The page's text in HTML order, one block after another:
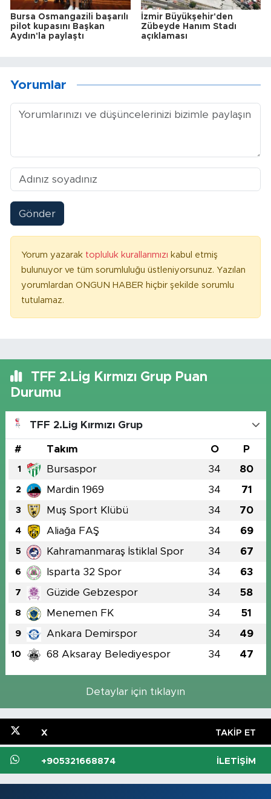
Bursa Osmangazili başarılı
pilot kupasını Başkan
Aydın'la paylaştı
İzmir Büyükşehir'den
Zübeyde Hanım Stadı
açıklaması
Yorumlar
Gönder
Yorum yazarak topluluk kurallarımızı kabul etmiş
bulunuyor ve tüm sorumluluğu üstleniyorsunuz. Yazılan
yorumlardan ONGUN HABER hiçbir şekilde sorumlu
tutulamaz.
TFF 2.Lig Kırmızı Grup Puan
Durumu
TFF 2.Lig Kırmızı Grup
# Takım O P
1 Bursaspor 34 80
2 Mardin 1969 34 71
3 Muş Sport Klübü 34 70
4 Aliağa FAŞ 34 69
5 Kahramanmaraş İstiklal Spor 34 67
6 Isparta 32 Spor 34 63
7 Güzide Gebzespor 34 58
8 Menemen FK 34 51
9 Ankara Demirspor 34 49
10 68 Aksaray Belediyespor 34 47
Detaylar için tıklayın
X TAKIP ET
+905321668874 İLETIŞIM